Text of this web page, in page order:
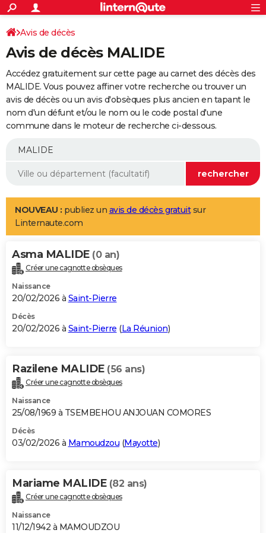
ACTUALITÉS
Politique
Société
Faits Divers
Education
Monde
Villes
+
SPORT
Coupe du monde 2026
Football
Tennis
Cyclisme
Rugby
Forum
Programme TV
TNT
Streaming
Cinéma
Sorties cinéma
Musique
+
FINANCE
Retraite
Epargne
Immobilier
Risques naturels par ville
Banque
Assurance
AUTO
Essais
Réserver un essai
Citadines
Berlines
SUV
Forum auto
+
Mobiles
Meilleur smartphone
Internet
Ordinateurs
Jeux vidéo
Guide high-tech
Aménagement intérieur
LIFESTYLE
Art de vivre
Bien-être
Loisirs
Mode
Modes de vie
Alimentation
Guide de la santé
Maladies
Médicaments
Sommeil
VOYAGE
Destinations
City break
Voyage nature
Voyage de noces
Forum
Climat
+PHOTO
GUIDES D'ACHAT
BONS PLANS
Carte de Noël
Carte Bonne année
Carte Saint-Valentin
Carte Pâques
Carte d'anniversaire
DICTIONNAIRE
Dictionnaire
Biographies
Citations
Expressions
Proverbes
PROGRAMME TV
S'inscrire
Se connecter
Lycées
Collèges
Primaires
Universités
Entreprises
Service militaire
Avis de recherche
AVIS DE DÉCÈS
Bricolage
Lifestyle
Culture
Sport
Auto
Television
Voyage
Cinema
Avis de décès
Avis de décès MALIDE
Accédez gratuitement sur cette page au carnet des décès des
MALIDE. Vous pouvez affiner votre recherche ou trouver un
avis de décès ou un avis d'obsèques plus ancien en tapant le
nom d'un défunt et/ou le nom ou le code postal d'une
commune dans le moteur de recherche ci-dessous.
NOUVEAU : publiez un avis de décès gratuitsur
Linternaute.com
Asma MALIDE (0 an)
Créer une cagnotte obsèques
Naissance
20/02/2026 à Saint-Pierre
Décès
20/02/2026 à Saint-Pierre (La Réunion)
Razilene MALIDE (56 ans)
Créer une cagnotte obsèques
Naissance
25/08/1969 à TSEMBEHOU ANJOUAN COMORES
Décès
03/02/2026 à Mamoudzou (Mayotte)
Mariame MALIDE (82 ans)
Créer une cagnotte obsèques
Naissance
11/12/1942 à MAMOUDZOU